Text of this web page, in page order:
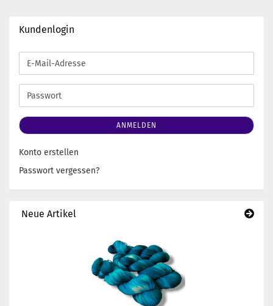
Kundenlogin
E-
Mail-
Adresse
Passwort
ANMELDEN
Konto erstellen
Passwort vergessen?
Neue Artikel